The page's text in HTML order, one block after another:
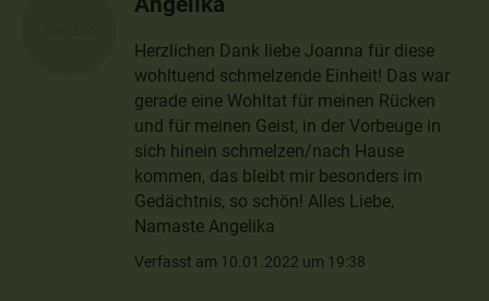
Herzlichen Dank liebe Joanna für diese
wohltuend schmelzende Einheit! Das war
gerade eine Wohltat für meinen Rücken
und für meinen Geist, in der Vorbeuge in
sich hinein schmelzen/nach Hause
kommen, das bleibt mir besonders im
Gedächtnis, so schön! Alles Liebe,
Namaste Angelika
Verfasst am 10.01.2022 um 19:38